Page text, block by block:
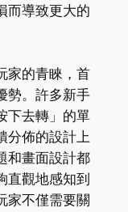
而導致更大的
家的青睞，首
勢。許多新手
下去轉」的單
分佈的設計上
和畫面設計都
直觀地感知到
家不僅需要關